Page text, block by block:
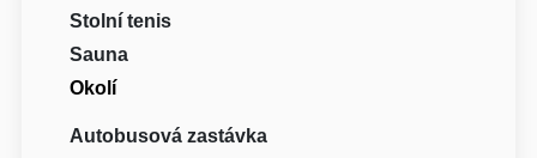
Stolní tenis
Sauna
Okolí
Autobusová zastávka